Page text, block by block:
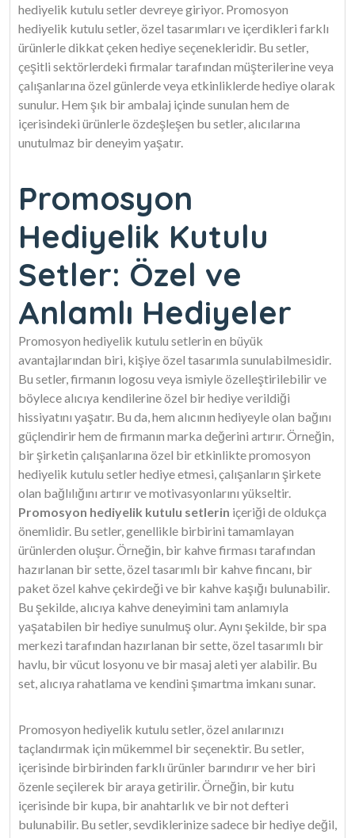
hediyelik kutulu setler devreye giriyor. Promosyon
hediyelik kutulu setler, özel tasarımları ve içerdikleri farklı
ürünlerle dikkat çeken hediye seçenekleridir. Bu setler,
çeşitli sektörlerdeki firmalar tarafından müşterilerine veya
çalışanlarına özel günlerde veya etkinliklerde hediye olarak
sunulur. Hem şık bir ambalaj içinde sunulan hem de
içerisindeki ürünlerle özdeşleşen bu setler, alıcılarına
unutulmaz bir deneyim yaşatır.
Promosyon
Hediyelik Kutulu
Setler: Özel ve
Anlamlı Hediyeler
Promosyon hediyelik kutulu setlerin en büyük
avantajlarından biri, kişiye özel tasarımla sunulabilmesidir.
Bu setler, firmanın logosu veya ismiyle özelleştirilebilir ve
böylece alıcıya kendilerine özel bir hediye verildiği
hissiyatını yaşatır. Bu da, hem alıcının hediyeyle olan bağını
güçlendirir hem de firmanın marka değerini artırır. Örneğin,
bir şirketin çalışanlarına özel bir etkinlikte promosyon
hediyelik kutulu setler hediye etmesi, çalışanların şirkete
olan bağlılığını artırır ve motivasyonlarını yükseltir.
Promosyon hediyelik kutulu setlerin içeriği de oldukça
önemlidir. Bu setler, genellikle birbirini tamamlayan
ürünlerden oluşur. Örneğin, bir kahve firması tarafından
hazırlanan bir sette, özel tasarımlı bir kahve fincanı, bir
paket özel kahve çekirdeği ve bir kahve kaşığı bulunabilir.
Bu şekilde, alıcıya kahve deneyimini tam anlamıyla
yaşatabilen bir hediye sunulmuş olur. Aynı şekilde, bir spa
merkezi tarafından hazırlanan bir sette, özel tasarımlı bir
havlu, bir vücut losyonu ve bir masaj aleti yer alabilir. Bu
set, alıcıya rahatlama ve kendini şımartma imkanı sunar.
Promosyon hediyelik kutulu setler, özel anılarınızı
taçlandırmak için mükemmel bir seçenektir. Bu setler,
içerisinde birbirinden farklı ürünler barındırır ve her biri
özenle seçilerek bir araya getirilir. Örneğin, bir kutu
içerisinde bir kupa, bir anahtarlık ve bir not defteri
bulunabilir. Bu setler, sevdiklerinize sadece bir hediye değil,